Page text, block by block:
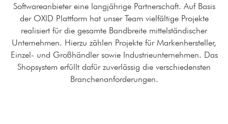
Softwareanbieter eine langjährige Partnerschaft. Auf Basis
der OXID Plattform hat unser Team vielfältige Projekte
realisiert für die gesamte Bandbreite mittelständischer
Unternehmen. Hierzu zählen Projekte für Markenhersteller,
Einzel- und Großhändler sowie Industrieunternehmen. Das
Shopsystem erfüllt dafür zuverlässig die verschiedensten
Branchenanforderungen.